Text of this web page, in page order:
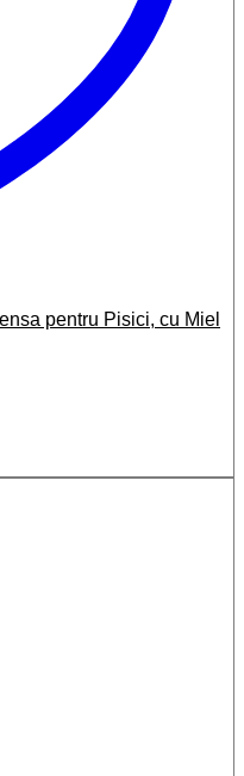
pentru Pisici, cu Miel